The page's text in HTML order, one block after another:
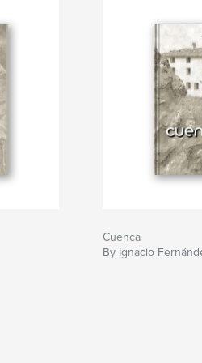
Cuenca
By Ignacio